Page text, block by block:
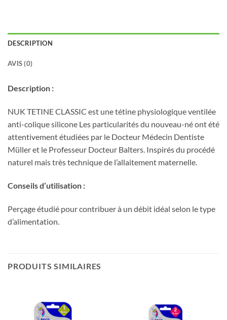
DESCRIPTION
AVIS (0)
Description :
NUK TETINE CLASSIC est une tétine physiologique ventilée
anti-colique silicone Les particularités du nouveau-né ont été
attentivement étudiées par le Docteur Médecin Dentiste
Müller et le Professeur Docteur Balters. Inspirés du procédé
naturel mais très technique de l’allaitement maternelle.
Conseils d’utilisation :
Perçage étudié pour contribuer à un débit idéal selon le type
d’alimentation.
PRODUITS SIMILAIRES